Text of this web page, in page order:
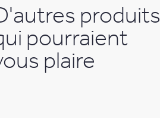
produits
pourraient
plaire